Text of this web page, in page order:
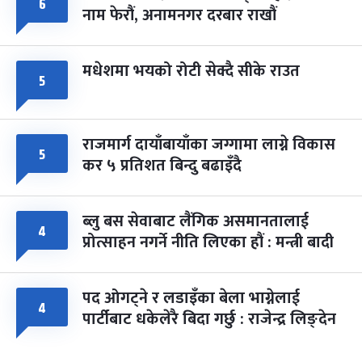
६ नाम फेरौं, अनामनगर दरबार राखौं
५ मधेशमा भयको रोटी सेक्दै सीके राउत
५ राजमार्ग दायाँबायाँका जग्गामा लाग्ने विकास
कर ५ प्रतिशत बिन्दु बढाइँदै
४ ब्लु बस सेवाबाट लैंगिक असमानतालाई
प्रोत्साहन नगर्ने नीति लिएका हौं : मन्त्री बादी
४ पद ओगट्ने र लडाइँका बेला भाग्नेलाई
पार्टीबाट धकेलेरै बिदा गर्छु : राजेन्द्र लिङ्देन